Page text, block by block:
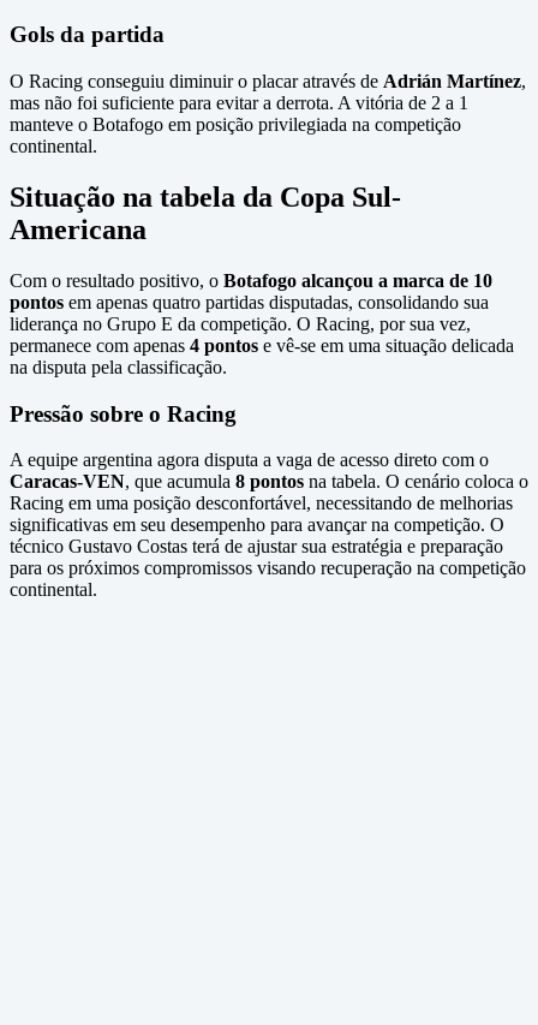
Gols da partida
O Racing conseguiu diminuir o placar através de Adrián Martínez,
mas não foi suficiente para evitar a derrota. A vitória de 2 a 1
manteve o Botafogo em posição privilegiada na competição
continental.
Situação na tabela da Copa Sul-
Americana
Com o resultado positivo, o Botafogo alcançou a marca de 10
pontos em apenas quatro partidas disputadas, consolidando sua
liderança no Grupo E da competição. O Racing, por sua vez,
permanece com apenas 4 pontos e vê-se em uma situação delicada
na disputa pela classificação.
Pressão sobre o Racing
A equipe argentina agora disputa a vaga de acesso direto com o
Caracas-VEN, que acumula 8 pontos na tabela. O cenário coloca o
Racing em uma posição desconfortável, necessitando de melhorias
significativas em seu desempenho para avançar na competição. O
técnico Gustavo Costas terá de ajustar sua estratégia e preparação
para os próximos compromissos visando recuperação na competição
continental.